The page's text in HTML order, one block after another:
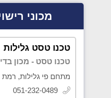
מכוני
טכנו טסט גלילות
מתחם פי גלילות, רמת
051-232-0489